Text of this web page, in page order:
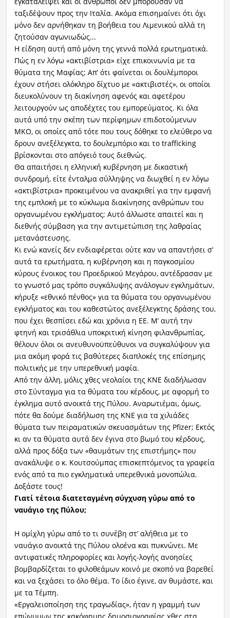
ταξιδέψουν προς την Ιταλία. Ακόμα επισημαίνει ότι όχι
μόνο δεν αρνήθηκαν τη βοήθεια του Λιμενικού αλλά τη
ζητούσαν αγωνιωδώς...
Η είδηση αυτή από μόνη της γεννά πολλά ερωτηματικά.
Πώς η εν λόγω «ακτιβίστρια» είχε επικοινωνία με τα
θύματα της Μαφίας; Απ’ ότι φαίνεται οι δουλέμποροι
έχουν στήσει ολόκληρο δίχτυο με «ακτιβιστές», οι οποίοι
διευκολύνουν τη διακίνηση αφενός και αφετέρου
λειτουργούν ως αποδέχτες του εμπορεύματος. Κι όλα
αυτά υπό την σκέπη των περίφημων επιδοτούμενων
ΜΚΟ, οι οποίες από τότε που τους δόθηκε το ελεύθερο να
δρουν ανεξέλεγκτα, το δουλεμπόριο και το trafficking
βρίσκονται στο απόγειό τους διεθνώς.
Θα απαιτήσει η ελληνική κυβέρνηση με δικαστική
συνδρομή, είτε ένταλμα σύλληψης να διωχθεί η εν λόγω
«ακτιβίστρια» προκειμένου να ανακριθεί για την εμφανή
της εμπλοκή με το κύκλωμα διακίνησης ανθρώπων του
οργανωμένου εγκλήματος; Αυτό άλλωστε απαιτεί και η
διεθνής σύμβαση για την αντιμετώπιση της λαθραίας
μετανάστευσης.
Κι ενώ κανείς δεν ενδιαφέρεται ούτε καν να απαντήσει σ’
αυτά τα ερωτήματα, η κυβέρνηση και η παγκοσμίου
κύρους ένοικος του Προεδρικού Μεγάρου, αντέδρασαν με
το γνωστό μας τρόπο συγκάλυψης ανάλογων εγκλημάτων,
κήρυξε «εθνικό πένθος» για τα θύματα του οργανωμένου
εγκλήματος και του καθεστώτος ανεξέλεγκτης δράσης του,
που έχει θεσπίσει εδώ και χρόνια η ΕΕ. Μ’ αυτή την
φτηνή και τρισάθλια υποκριτική κίνηση φιλανθρωπίας,
θέλουν όλοι οι ανευθυνοϋπεύθυνοι να συγκαλύψουν για
μια ακόμη φορά τις βαθύτερες διαπλοκές της επίσημης
πολιτικής με την υπερεθνική μαφία.
Από την άλλη, μόλις χθες νεολαίοι της ΚΝΕ διαδήλωσαν
στο Σύνταγμα για τα θύματα του κέρδους, με αφορμή το
έγκλημα αυτό ανοικτά της Πύλου. Αναρωτιέμαι, όμως,
πότε θα δούμε διαδήλωση της ΚΝΕ για τα χιλιάδες
θύματα των πειραματικών σκευασμάτων της Pfizer; Εκτός
κι αν τα θύματα αυτά δεν έγινα στο βωμό του κέρδους,
αλλά προς δόξα των «θαυμάτων της επιστήμης» που
ανακάλυψε ο κ. Κουτσούμπας επισκεπτόμενος τα γραφεία
ενός από τα πιο εγκληματικά υπερεθνικά μονοπώλια.
Δοξάστε τους!
Γιατί τέτοια διατεταγμένη σύγχυση γύρω από το
ναυάγιο της Πύλου;
Η ομίχλη γύρω από το τι συνέβη στ’ αλήθεια με το
ναυάγιο ανοικτά της Πύλου ολοένα και πυκνώνει. Με
αντιφατικές πληροφορίες και λογής-λογής ανοησίες
βομβαρδίζεται το φιλοθεάμων κοινό με σκοπό να βαρεθεί
και να ξεχάσει το όλο θέμα. Το ίδιο έγινε, αν θυμάστε, και
με τα Τέμπη.
«Εργαλειοποίηση της τραγωδίας», ήταν η γραμμή των